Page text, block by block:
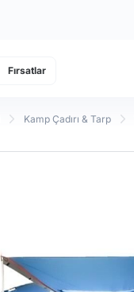
Fırsatlar
Kamp Çadırı & Tarp